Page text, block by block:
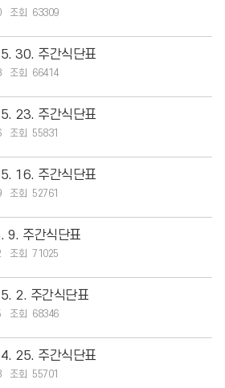
63309
30. 주간식단표
66414
23. 주간식단표
55831
16. 주간식단표
52761
주간식단표
71025
2. 주간식단표
68346
25. 주간식단표
55701